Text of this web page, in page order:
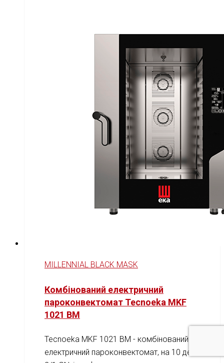
MILLENNIAL BLACK MASK
Комбінований електричний
пароконвектомат Tecnoeka MKF
1021 BM
Tecnoeka MKF 1021 BM - комбінований
електричний пароконвектомат, на 10 дек